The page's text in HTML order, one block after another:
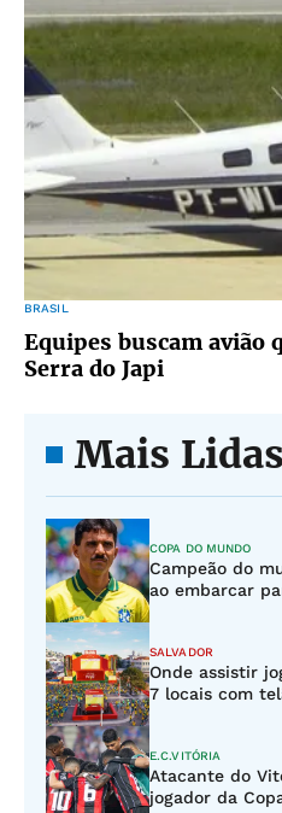
BRASIL
Equipes buscam avião
Serra do Japi
Mais Lidas
COPA DO MUNDO
Campeão do
ao embarcar
SALVADOR
Onde assistir
7 locais com
E.C.VITÓRIA
Atacante do
jogador da